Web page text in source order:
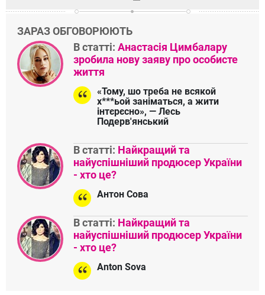
ЗАРАЗ ОБГОВОРЮЮТЬ
В статті: Анастасія Цимбалару
зробила нову заяву про особисте
життя
«Тому, шо треба не всякой
х***ьой заніматься, а жити
інтєрєсно», — Лесь
Подерв'янський
В статті: Найкращий та
найуспішніший продюсер України
- хто це?
Антон Сова
В статті: Найкращий та
найуспішніший продюсер України
- хто це?
Anton Sova